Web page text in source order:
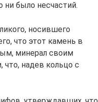
ни было несчастий.
носившего
что этот камень в
минерал своим
что, надев кольцо с